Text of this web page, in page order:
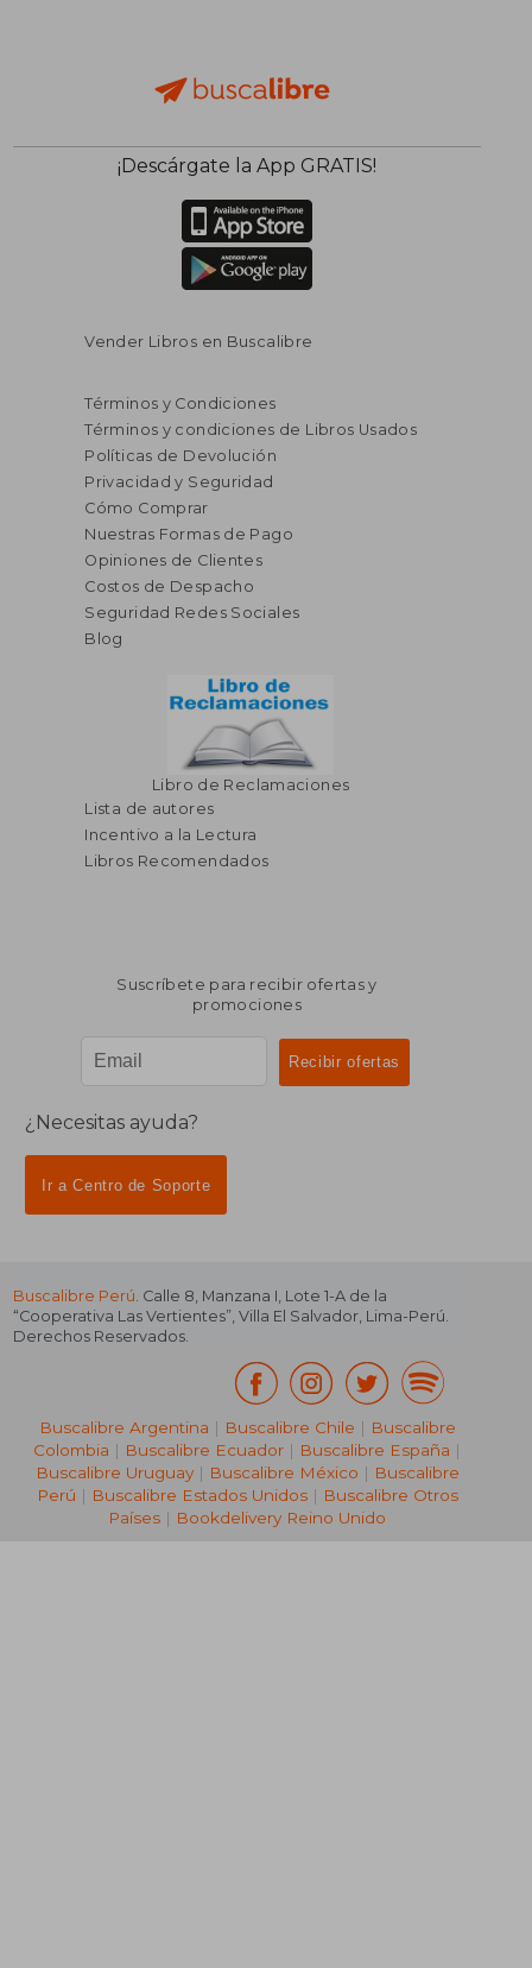
55%
dcto.
S/ 90,32
S/ 40,64
¡Descárgate la App GRATIS!
Vender Libros en Buscalibre
Términos y Condiciones
Términos y condiciones de Libros Usados
Políticas de Devolución
Privacidad y Seguridad
Cómo Comprar
Nuestras Formas de Pago
Opiniones de Clientes
Costos de Despacho
Seguridad Redes Sociales
Blog
Libro de Reclamaciones
Lista de autores
Incentivo a la Lectura
Libros Recomendados
Suscríbete para recibir ofertas y
promociones
¿Necesitas ayuda?
Ir a Centro de Soporte
Buscalibre Perú. Calle 8, Manzana I, Lote 1-A de la
“Cooperativa Las Vertientes”, Villa El Salvador, Lima-Perú.
Derechos Reservados.
Buscalibre Argentina | Buscalibre Chile | Buscalibre
Colombia | Buscalibre Ecuador | Buscalibre España |
Buscalibre Uruguay| Buscalibre México | Buscalibre
Perú | Buscalibre Estados Unidos| Buscalibre Otros
Países | Bookdelivery Reino Unido